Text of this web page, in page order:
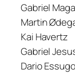
Gabriel
Martin
Kai Havertz
Gabriel
Dario Essugo